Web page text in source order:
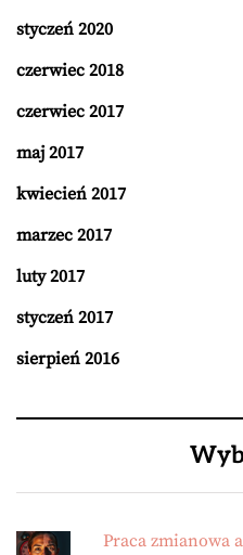
styczeń 2020
czerwiec 2018
czerwiec 2017
maj 2017
kwiecień 2017
marzec 2017
luty 2017
styczeń 2017
sierpień 2016
Praca zmianowa